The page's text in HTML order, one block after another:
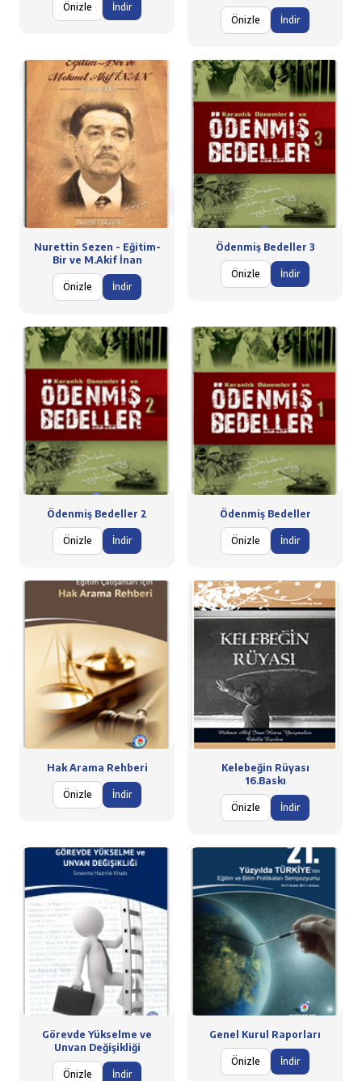
Önizle İndir
Önizle İndir
Nurettin Sezen - Eğitim-
Bir ve M.Akif İnan
Önizle İndir
Ödenmiş Bedeller 3
Önizle İndir
Ödenmiş Bedeller 2
Önizle İndir
Ödenmiş Bedeller
Önizle İndir
Hak Arama Rehberi
Önizle İndir
Kelebeğin Rüyası
16.Baskı
Önizle İndir
Görevde Yükselme ve
Unvan Değişikliği
Önizle İndir
Genel Kurul Raporları
Önizle İndir